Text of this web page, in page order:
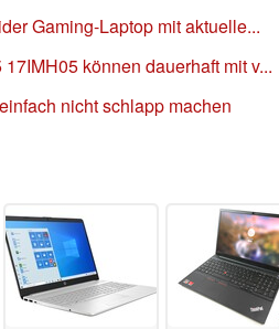
Gaming-Laptop mit aktuelle...
können dauerhaft mit v...
nicht schlapp machen